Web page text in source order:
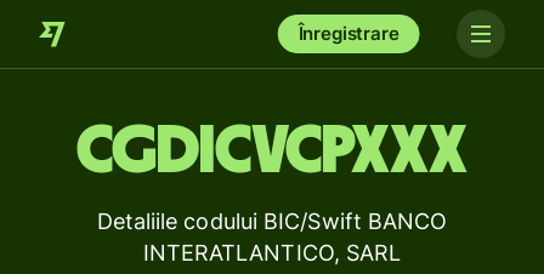
Înregistrare
CGDICVCPXXX
Detaliile codului BIC/Swift BANCO
INTERATLANTICO, SARL